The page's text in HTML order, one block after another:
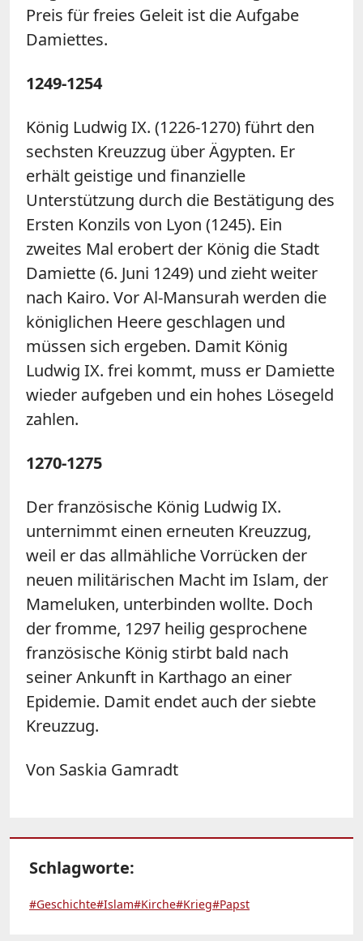
Preis für freies Geleit ist die Aufgabe
Damiettes.
1249-1254
König Ludwig IX. (1226-1270) führt den
sechsten Kreuzzug über Ägypten. Er
erhält geistige und finanzielle
Unterstützung durch die Bestätigung des
Ersten Konzils von Lyon (1245). Ein
zweites Mal erobert der König die Stadt
Damiette (6. Juni 1249) und zieht weiter
nach Kairo. Vor Al-Mansurah werden die
königlichen Heere geschlagen und
müssen sich ergeben. Damit König
Ludwig IX. frei kommt, muss er Damiette
wieder aufgeben und ein hohes Lösegeld
zahlen.
1270-1275
Der französische König Ludwig IX.
unternimmt einen erneuten Kreuzzug,
weil er das allmähliche Vorrücken der
neuen militärischen Macht im Islam, der
Mameluken, unterbinden wollte. Doch
der fromme, 1297 heilig gesprochene
französische König stirbt bald nach
seiner Ankunft in Karthago an einer
Epidemie. Damit endet auch der siebte
Kreuzzug.
Von Saskia Gamradt
Schlagworte:
#Geschichte#Islam#Kirche#Krieg#Papst